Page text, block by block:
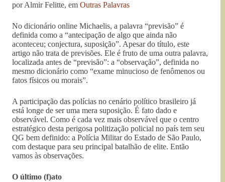
por Almir Felitte, em Outras Palavras
No dicionário online Michaelis, a palavra “previsão” é
definida como a “antecipação de algo que ainda não
aconteceu; conjectura, suposição”. Apesar do título, este
artigo não trata de previsões. Ele é fruto de uma outra palavra,
localizada antes de “previsão”: a “observação”, definida no
mesmo dicionário como “exame minucioso de fenômenos ou
fatos físicos ou morais”.
A participação das polícias no cenário político brasileiro já
está longe de ser uma mera suposição. É fato dado e
observável. Como é cada vez mais observável que o centro
estratégico desta perigosa politização policial no país tem seu
QG bem definido: a Polícia Militar do Estado de São Paulo,
com destaque para seu principal batalhão de elite. Então
vamos às observações.
O último (f)ato